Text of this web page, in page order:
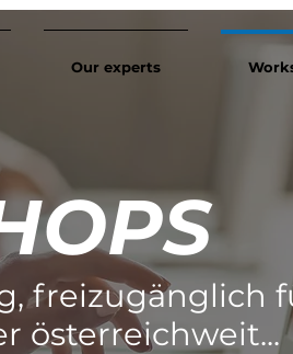
Our experts
freizugänglich
österreichweit...